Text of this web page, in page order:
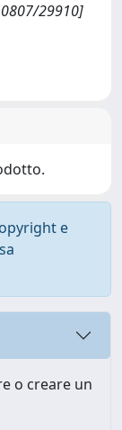
29910]
e
o creare un